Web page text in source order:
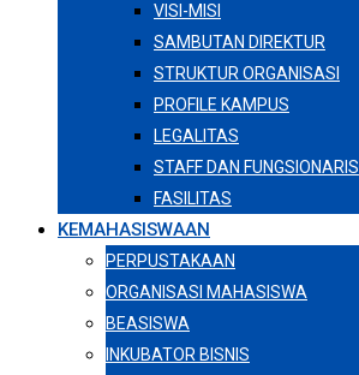
VISI-MISI
SAMBUTAN DIREKTUR
STRUKTUR ORGANISASI
PROFILE KAMPUS
LEGALITAS
STAFF DAN FUNGSIONARIS
FASILITAS
KEMAHASISWAAN
PERPUSTAKAAN
ORGANISASI MAHASISWA
BEASISWA
INKUBATOR BISNIS